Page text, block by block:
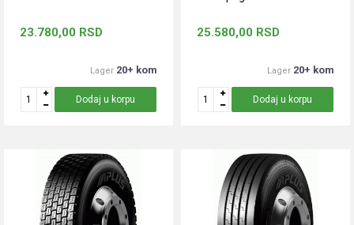
23.780,00 RSD
Lager 20+ kom
Dodaj u korpu
25.580,00 RSD
Lager 20+ kom
Dodaj u korpu